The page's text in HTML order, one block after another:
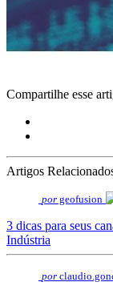
Compartilhe esse
Artigos
por geofusion
3 dicas para seus
Indústria
por